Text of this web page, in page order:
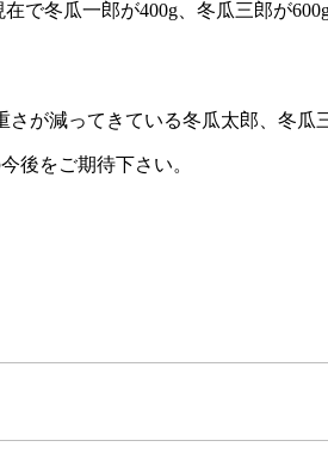
で冬瓜一郎が400g、冬瓜三郎が
が減ってきている冬瓜太郎、冬
後をご期待下さい。